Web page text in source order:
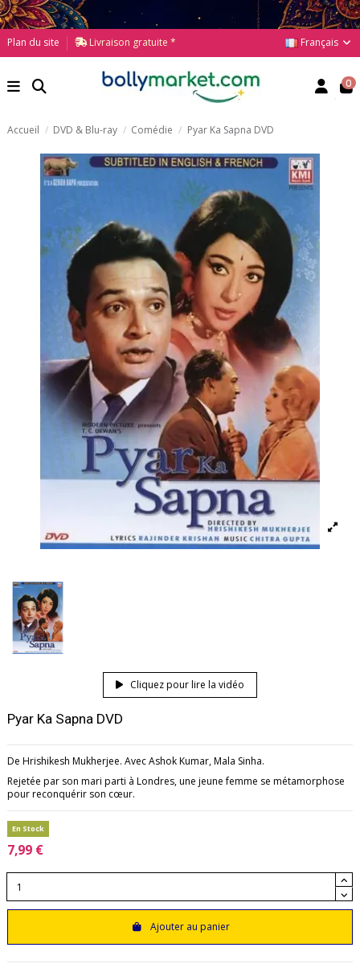
Plan du site Livraison gratuite * Français
0
Accueil DVD & Blu-ray Comédie Pyar Ka Sapna DVD
Cliquez pour lire la vidéo
Pyar Ka Sapna DVD
De Hrishikesh Mukherjee. Avec Ashok Kumar, Mala Sinha.
Rejetée par son mari parti à Londres, une jeune femme se métamorphose
pour reconquérir son cœur.
En Stock
7,99 €
Ajouter au panier